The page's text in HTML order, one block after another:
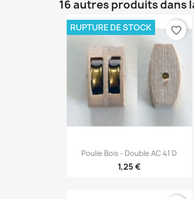
16 autres produits dans
Aperçu rapide
Poulie Bois - Double AC 41 D
1,25 €
RUPTURE DE STOCK favorite_border